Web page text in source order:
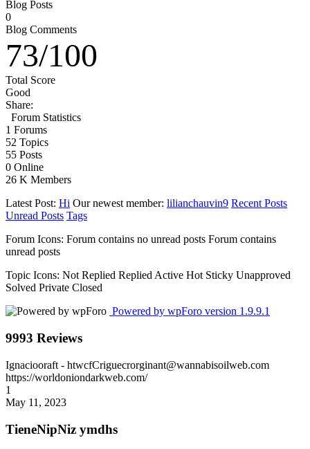
Blog Posts
0
Blog Comments
73/100
Total Score
Good
Share:
Forum Statistics
1 Forums
52 Topics
55 Posts
0 Online
26 K Members
Latest Post: Hi Our newest member: lilianchauvin9 Recent Posts
Unread Posts Tags
Forum Icons: Forum contains no unread posts Forum contains
unread posts
Topic Icons: Not Replied Replied Active Hot Sticky Unapproved
Solved Private Closed
Powered by wpForo version 1.9.9.1
9993 Reviews
Ignaciooraft - htwcfCriguecrorginant@wannabisoilweb.com
https://worldoniondarkweb.com/
1
May 11, 2023
TieneNipNiz ymdhs